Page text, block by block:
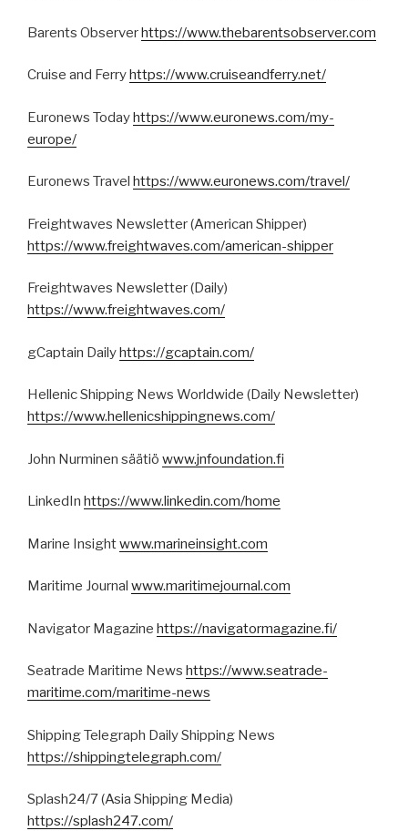
Barents Observerhttps://www.thebarentsobserver.com
Cruise and Ferryhttps://www.cruiseandferry.net/
Euronews Todayhttps://www.euronews.com/my-
europe/
Euronews Travel https://www.euronews.com/travel/
Freightwaves Newsletter (American Shipper)
https://www.freightwaves.com/american-shipper
Freightwaves Newsletter (Daily)
https://www.freightwaves.com/
gCaptain Dailyhttps://gcaptain.com/
Hellenic Shipping News Worldwide (Daily Newsletter)
https://www.hellenicshippingnews.com/
John Nurminen säätiö www.jnfoundation.fi
LinkedIn https://www.linkedin.com/home
Marine Insightwww.marineinsight.com
Maritime Journal www.maritimejournal.com
Navigator Magazine https://navigatormagazine.fi/
Seatrade Maritime News https://www.seatrade-
maritime.com/maritime-news
Shipping Telegraph Daily Shipping News
https://shippingtelegraph.com/
Splash24/7 (Asia Shipping Media)
https://splash247.com/